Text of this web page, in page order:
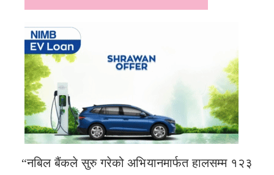
“नबिल बैंकले सुरु गरेको अभियानमार्फत हालसम्म १२३